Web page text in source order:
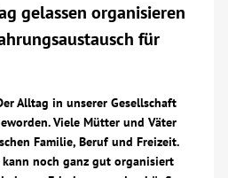
gelassen organisieren
für
Alltag in unserer Gesellschaft
Viele Mütter und Väter
Familie, Beruf und Freizeit.
noch ganz gut organisiert